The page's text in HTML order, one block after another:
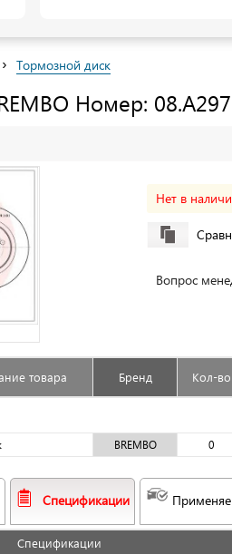
› Тормозной диск
Номер:
Нет в
Вопрос
товара Бренд Кол-во
BREMBO 0
Спецификации
Спецификации